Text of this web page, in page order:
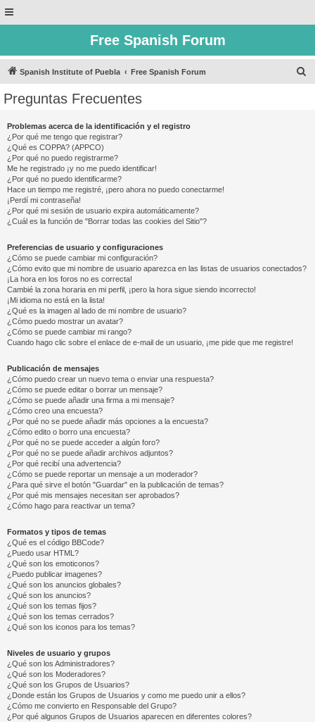
Free Spanish Forum
Spanish Institute of Puebla Free Spanish Forum
Preguntas Frecuentes
Problemas acerca de la identificación y el registro
¿Por qué me tengo que registrar?
¿Qué es COPPA? (APPCO)
¿Por qué no puedo registrarme?
Me he registrado ¡y no me puedo identificar!
¿Por qué no puedo identificarme?
Hace un tiempo me registré, ¡pero ahora no puedo conectarme!
¡Perdí mi contraseña!
¿Por qué mi sesión de usuario expira automáticamente?
¿Cuál es la función de "Borrar todas las cookies del Sitio"?
Preferencias de usuario y configuraciones
¿Cómo se puede cambiar mi configuración?
¿Cómo evito que mi nombre de usuario aparezca en las listas de usuarios conectados?
¡La hora en los foros no es correcta!
Cambié la zona horaria en mi perfil, ¡pero la hora sigue siendo incorrecto!
¡Mi idioma no está en la lista!
¿Qué es la imagen al lado de mi nombre de usuario?
¿Cómo puedo mostrar un avatar?
¿Cómo se puede cambiar mi rango?
Cuando hago clic sobre el enlace de e-mail de un usuario, ¡me pide que me registre!
Publicación de mensajes
¿Cómo puedo crear un nuevo tema o enviar una respuesta?
¿Cómo se puede editar o borrar un mensaje?
¿Cómo se puede añadir una firma a mi mensaje?
¿Cómo creo una encuesta?
¿Por qué no se puede añadir más opciones a la encuesta?
¿Cómo edito o borro una encuesta?
¿Por qué no se puede acceder a algún foro?
¿Por qué no se puede añadir archivos adjuntos?
¿Por qué recibí una advertencia?
¿Cómo se puede reportar un mensaje a un moderador?
¿Para qué sirve el botón "Guardar" en la publicación de temas?
¿Por qué mis mensajes necesitan ser aprobados?
¿Cómo hago para reactivar un tema?
Formatos y tipos de temas
¿Qué es el código BBCode?
¿Puedo usar HTML?
¿Qué son los emoticonos?
¿Puedo publicar imagenes?
¿Qué son los anuncios globales?
¿Qué son los anuncios?
¿Qué son los temas fijos?
¿Qué son los temas cerrados?
¿Qué son los iconos para los temas?
Niveles de usuario y grupos
¿Qué son los Administradores?
¿Qué son los Moderadores?
¿Qué son los Grupos de Usuarios?
¿Donde están los Grupos de Usuarios y como me puedo unir a ellos?
¿Cómo me convierto en Responsable del Grupo?
¿Por qué algunos Grupos de Usuarios aparecen en diferentes colores?